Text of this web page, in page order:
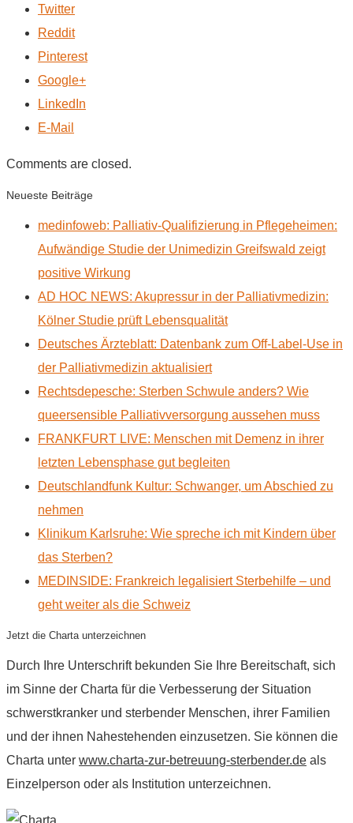
Twitter
Reddit
Pinterest
Google+
LinkedIn
E-Mail
Comments are closed.
Neueste Beiträge
medinfoweb: Palliativ-Qualifizierung in Pflegeheimen:
Aufwändige Studie der Unimedizin Greifswald zeigt
positive Wirkung
AD HOC NEWS: Akupressur in der Palliativmedizin:
Kölner Studie prüft Lebensqualität
Deutsches Ärzteblatt: Datenbank zum Off-Label-Use in
der Palliativmedizin aktualisiert
Rechtsdepesche: Sterben Schwule anders? Wie
queersensible Palliativversorgung aussehen muss
FRANKFURT LIVE: Menschen mit Demenz in ihrer
letzten Lebensphase gut begleiten
Deutschlandfunk Kultur: Schwanger, um Abschied zu
nehmen
Klinikum Karlsruhe: Wie spreche ich mit Kindern über
das Sterben?
MEDINSIDE: Frankreich legalisiert Sterbehilfe – und
geht weiter als die Schweiz
Jetzt die Charta unterzeichnen
Durch Ihre Unterschrift bekunden Sie Ihre Bereitschaft, sich
im Sinne der Charta für die Verbesserung der Situation
schwerstkranker und sterbender Menschen, ihrer Familien
und der ihnen Nahestehenden einzusetzen. Sie können die
Charta unter www.charta-zur-betreuung-sterbender.de als
Einzelperson oder als Institution unterzeichnen.